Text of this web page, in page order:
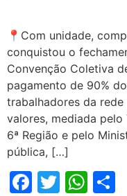
📍Com unidade,
conquistou o
Convenção Coletiva
pagamento de 90%
trabalhadores da
valores, mediada pelo
6ª Região e pelo
pública, […]
Facebook
Twitter